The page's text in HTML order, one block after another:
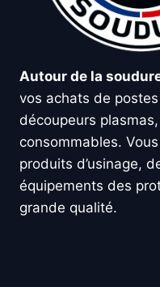
Autour de la
vos achats de
découpeurs
consommables.
produits d’usinage,
équipements des
grande qualité.